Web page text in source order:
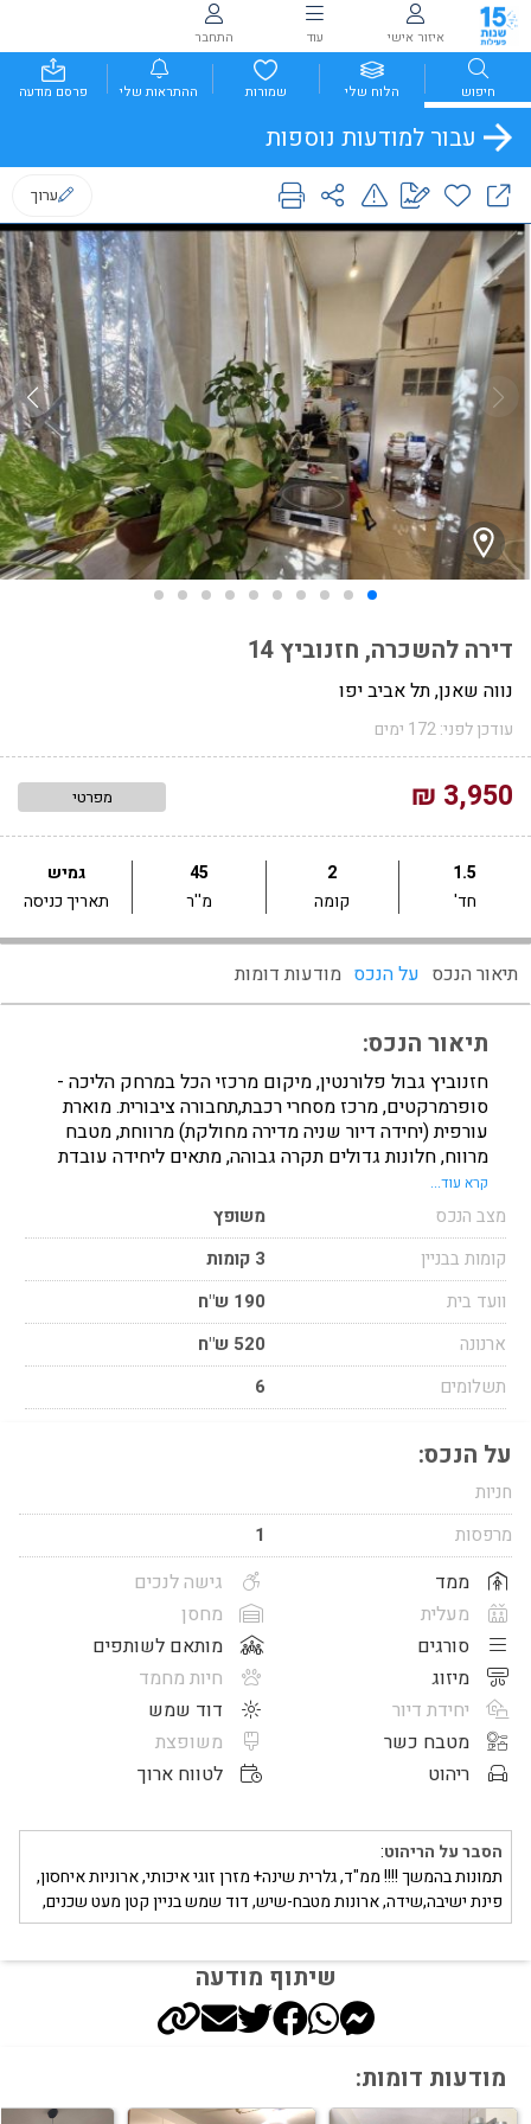
איזור אישי עוד התחבר
חיפוש הלוח שלי שמורות ההתראות שלי פרסם מודעה
עבור למודעות נוספות
ערוך
דירה להשכרה, חזנוביץ 14
נווה שאנן, תל אביב יפו
עודכן לפני: 172 ימים
3,950 ₪ מפרטי
1.5
חד'
2
קומה
45
מ''ר
גמיש
תאריך כניסה
תיאור הנכס על הנכס מודעות דומות
תיאור הנכס:
חזנוביץ גבול פלורנטין, מיקום מרכזי הכל במרחק הליכה -
סופרמרקטים, מרכז מסחרי רכבת,תחבורה ציבורית. מוארת
עורפית (יחידה דיור שניה מדירה מחולקת) מרווחת, מטבח
מרווח, חלונות גדולים תקרה גבוהה, מתאים ליחידה עובדת
(לא מהבית)
קרא עוד...
מצב הנכס
משופץ
קומות בבניין
3 קומות
וועד בית
190 ש"ח
ארנונה
520 ש"ח
תשלומים
6
על הנכס:
חניות
מרפסות
1
ממד
מעלית
סורגים
מיזוג
יחידת דיור
מטבח כשר
ריהוט
גישה לנכים
מחסן
מותאם לשותפים
חיות מחמד
דוד שמש
משופצת
לטווח ארוך
הסבר על הריהוט:
תמונות בהמשך !!!! ממ"ד, גלרית שינה+ מזרן זוגי איכותי, ארוניות איחסון,
פינת ישיבה,שידה, ארונות מטבח-שיש, דוד שמש בניין קטן מעט שכנים,
שיתוף מודעה
מודעות דומות: